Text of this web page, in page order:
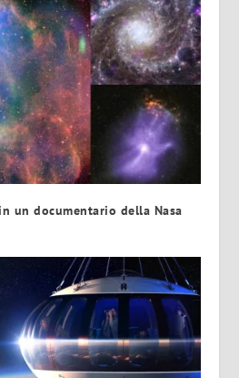
un documentario della Nasa